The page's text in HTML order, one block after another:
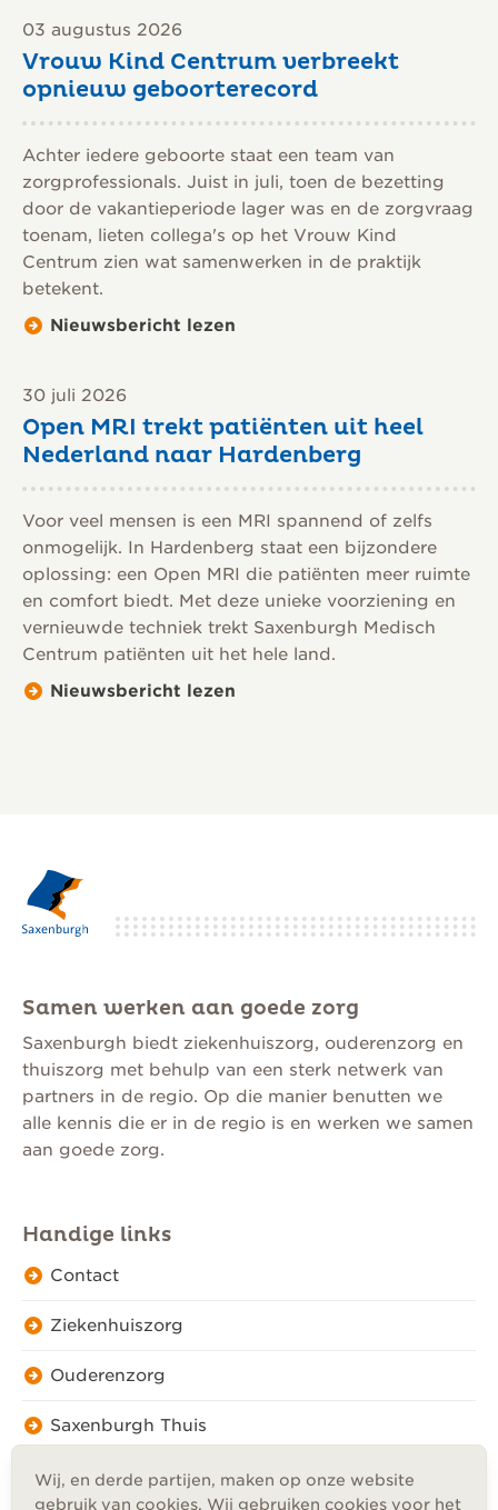
Wij, en derde partijen, maken op onze website
gebruik van cookies. Wij gebruiken cookies voor het
03 augustus 2026
Vrouw Kind Centrum verbreekt
opnieuw geboorterecord
Achter iedere geboorte staat een team van
zorgprofessionals. Juist in juli, toen de bezetting
door de vakantieperiode lager was en de zorgvraag
toenam, lieten collega's op het Vrouw Kind
Centrum zien wat samenwerken in de praktijk
betekent.
Nieuwsbericht lezen
30 juli 2026
Open MRI trekt patiënten uit heel
Nederland naar Hardenberg
Voor veel mensen is een MRI spannend of zelfs
onmogelijk. In Hardenberg staat een bijzondere
oplossing: een Open MRI die patiënten meer ruimte
en comfort biedt. Met deze unieke voorziening en
vernieuwde techniek trekt Saxenburgh Medisch
Centrum patiënten uit het hele land.
Nieuwsbericht lezen
Samen werken aan goede zorg
Saxenburgh biedt ziekenhuiszorg, ouderenzorg en
thuiszorg met behulp van een sterk netwerk van
partners in de regio. Op die manier benutten we
alle kennis die er in de regio is en werken we samen
aan goede zorg.
Handige links
Contact
Ziekenhuiszorg
Ouderenzorg
Saxenburgh Thuis